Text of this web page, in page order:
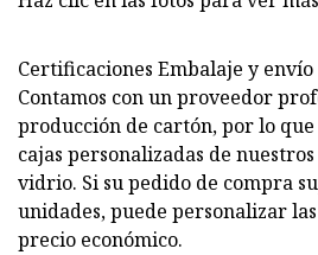
Certificaciones Embalaje y envío
Contamos con un proveedor
producción de cartón, por lo
cajas personalizadas de
vidrio. Si su pedido de compra
unidades, puede personalizar
precio económico.